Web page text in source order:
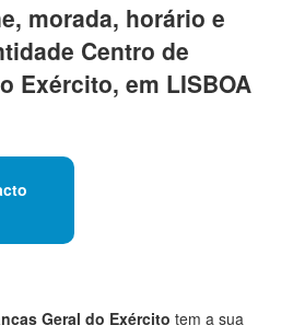
morada, horário e
Centro de
Exército, em LISBOA
Geral do Exército tem a sua